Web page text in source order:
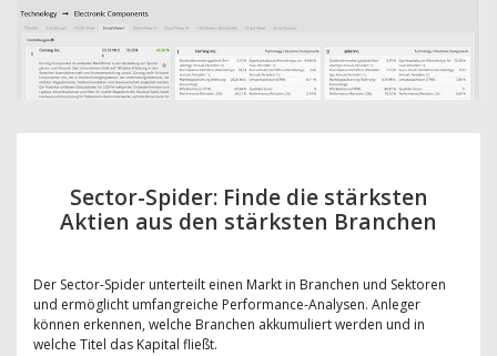
Sector-Spider: Finde die stärksten
Aktien aus den stärksten Branchen
Der Sector-Spider unterteilt einen Markt in Branchen und Sektoren
und ermöglicht umfangreiche Performance-Analysen. Anleger
können erkennen, welche Branchen akkumuliert werden und in
welche Titel das Kapital fließt.